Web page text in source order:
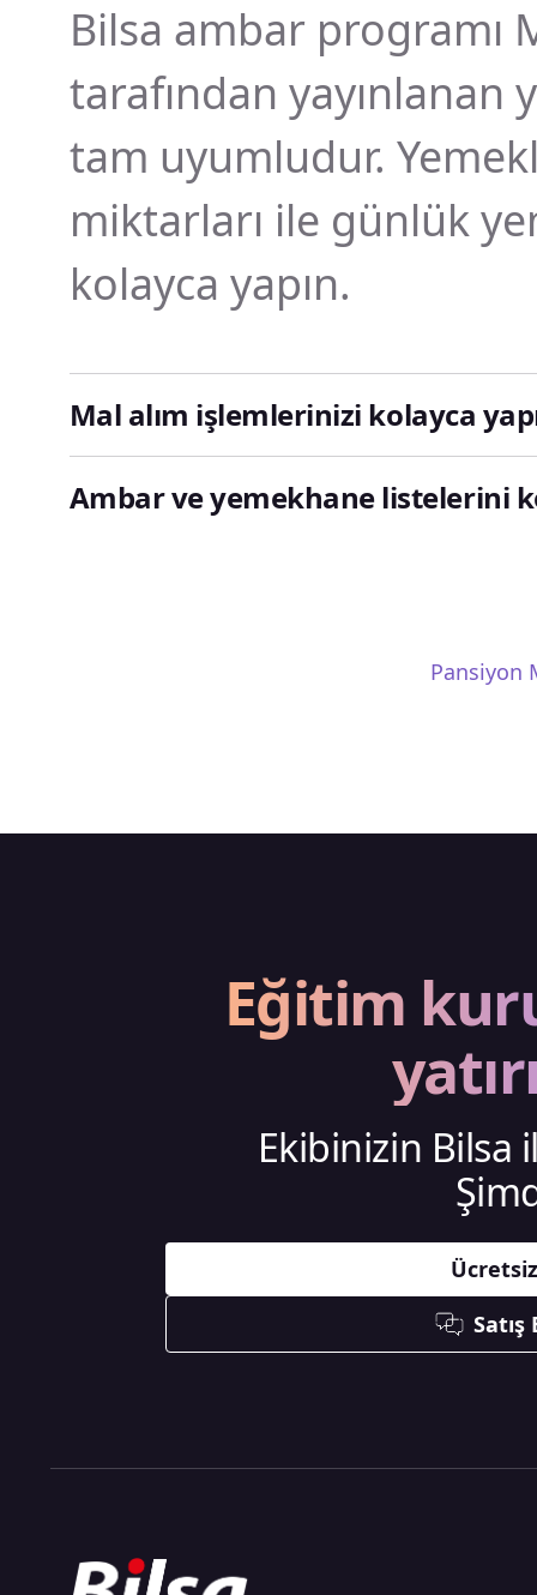
Bilsa ambar programı
tarafından
tam uyumludur.
miktarları ile günlük
kolayca yapın.
Mal alım işlemlerinizi kolayca
Ambar ve yemekhane listelerini
Pansiyon
Eğitim
Ekibinizin Bilsa